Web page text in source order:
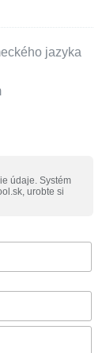
jazyka
údaje. Systém
urobte si